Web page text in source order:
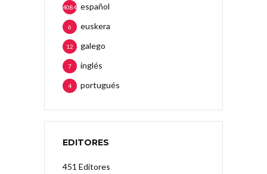
español
4084
euskera
6
galego
12
inglés
7
portugués
4
EDITORES
451 Editores